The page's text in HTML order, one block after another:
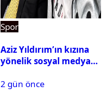
Spor
Aziz Yıldırım’ın kızına
yönelik sosyal medya
hakkında karar çıktı
2 gün önce